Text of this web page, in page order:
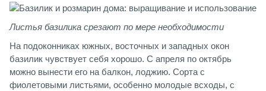
Листья базилика срезают по мере необходимости
На подоконниках южных, восточных и западных окон
базилик чувствует себя хорошо. С апреля по октябрь
можно вынести его на балкон, лоджию. Сорта с
фиолетовыми листьями, особенно молодые всходы, с